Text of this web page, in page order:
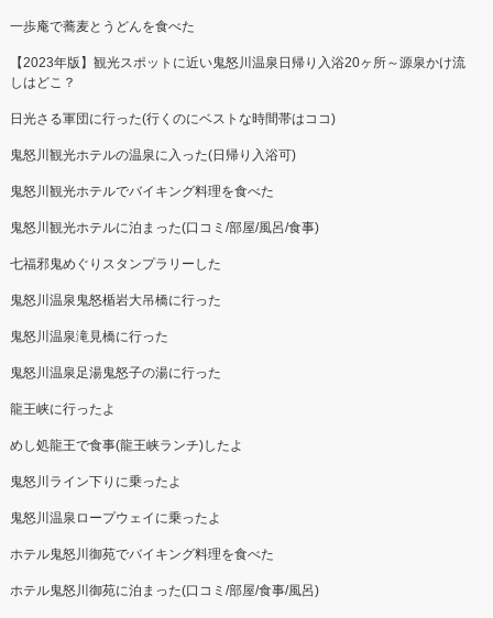
一歩庵で蕎麦とうどんを食べた
【2023年版】観光スポットに近い鬼怒川温泉日帰り入浴20ヶ所～源泉かけ流
しはどこ？
日光さる軍団に行った(行くのにベストな時間帯はココ)
鬼怒川観光ホテルの温泉に入った(日帰り入浴可)
鬼怒川観光ホテルでバイキング料理を食べた
鬼怒川観光ホテルに泊まった(口コミ/部屋/風呂/食事)
七福邪鬼めぐりスタンプラリーした
鬼怒川温泉鬼怒楯岩大吊橋に行った
鬼怒川温泉滝見橋に行った
鬼怒川温泉足湯鬼怒子の湯に行った
龍王峡に行ったよ
めし処龍王で食事(龍王峡ランチ)したよ
鬼怒川ライン下りに乗ったよ
鬼怒川温泉ロープウェイに乗ったよ
ホテル鬼怒川御苑でバイキング料理を食べた
ホテル鬼怒川御苑に泊まった(口コミ/部屋/食事/風呂)